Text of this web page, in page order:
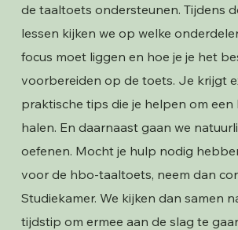
de taaltoets ondersteunen. Tijdens
lessen kijken we op welke
focus moet liggen en hoe je je het
voorbereiden op de toets. Je krijgt
praktische tips die je helpen om een
halen. En daarnaast gaan we
oefenen. Mocht je hulp nodig
voor de hbo-taaltoets, neem dan
Studiekamer. We kijken dan samen
tijdstip om ermee aan de slag te